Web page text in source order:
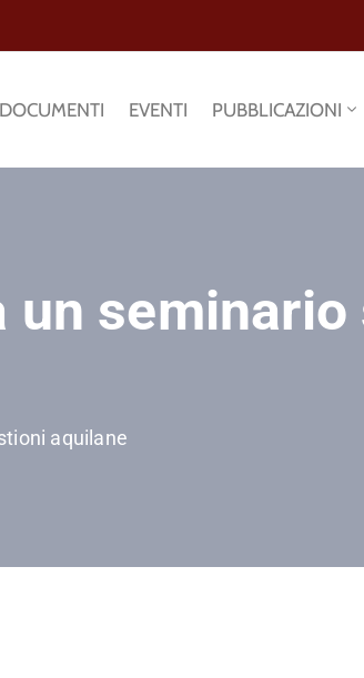
DOCUMENTI EVENTI PUBBLICAZIONI
un
aquilane